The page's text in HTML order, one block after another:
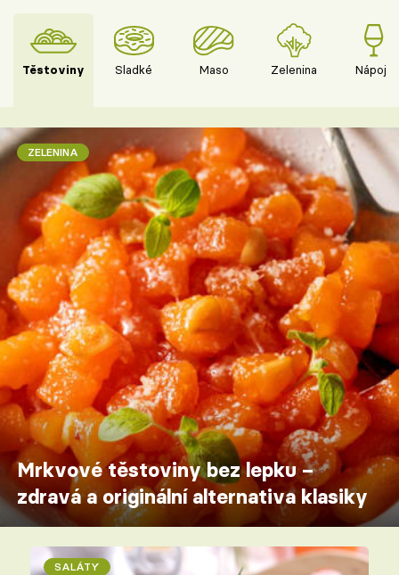
Těstoviny Sladké Maso Zelenina Nápoje
ZELENINA
Mrkvové těstoviny bez lepku –
zdravá a originální alternativa klasiky
SALÁTY